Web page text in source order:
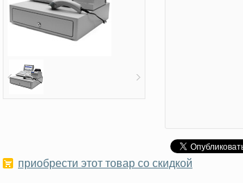
приобрести этот товар со скидкой